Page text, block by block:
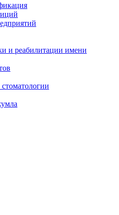
и реабилитации имени